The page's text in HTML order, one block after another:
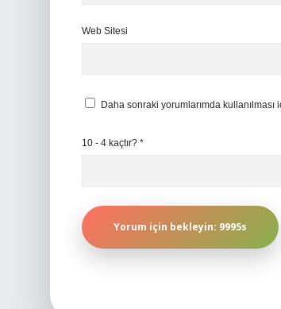
Web Sitesi
Daha sonraki yorumlarımda
10 - 4 kaçtır? *